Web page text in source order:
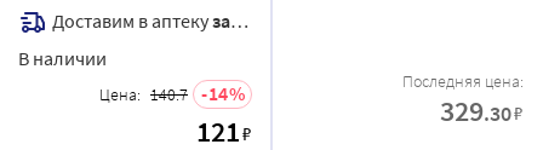
Доставим в аптекузавтра
В наличии
Цена: 140.7 14
121₽
Последняя цена:
329.30₽